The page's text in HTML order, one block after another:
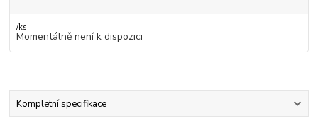
/ks
Momentálně není k dispozici
Kompletní specifikace